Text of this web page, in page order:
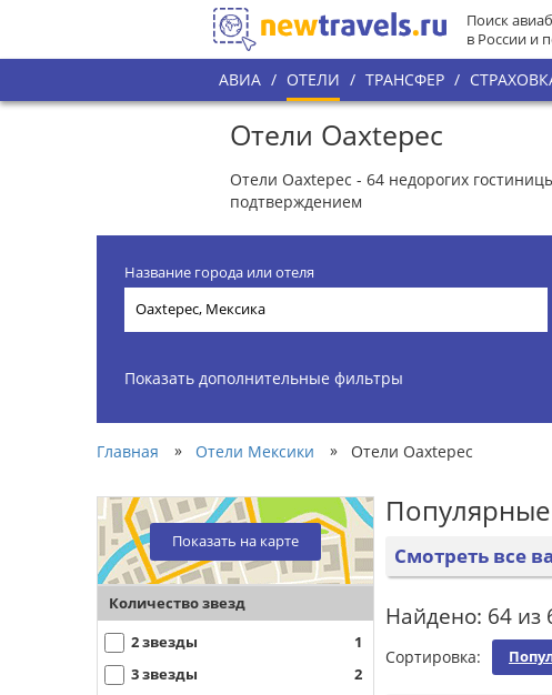
Поиск
в России и
АВИА / ОТЕЛИ / ТРАНСФЕР /
Отели Oaxtepec
Отели Oaxtepec - 64 недорогих
подтверждением
Название города или отеля
Показать дополнительные фильтры
Главная » Отели Мексики » Отели Oaxtepec
Показать на карте
Количество звезд
2 звезды
1
3 звезды
2
Смотреть все
Найдено: 64 из
Сортировка: